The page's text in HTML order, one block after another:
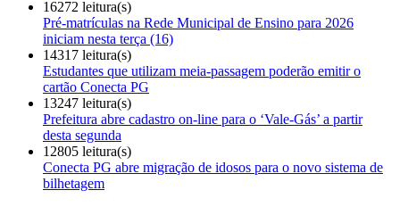
16272 leitura(s)
Pré-matrículas na Rede Municipal de Ensino para 2026
iniciam nesta terça (16)
14317 leitura(s)
Estudantes que utilizam meia-passagem poderão emitir o
cartão Conecta PG
13247 leitura(s)
Prefeitura abre cadastro on-line para o ‘Vale-Gás’ a partir
desta segunda
12805 leitura(s)
Conecta PG abre migração de idosos para o novo sistema de
bilhetagem